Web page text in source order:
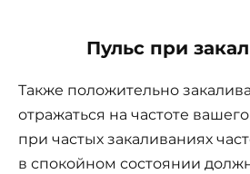
Пульс при
Также положительно
отражаться на частоте
при частых закаливаниях
в спокойном состоянии